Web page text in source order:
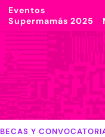
Eventos
Supermamás 2025
BECAS Y